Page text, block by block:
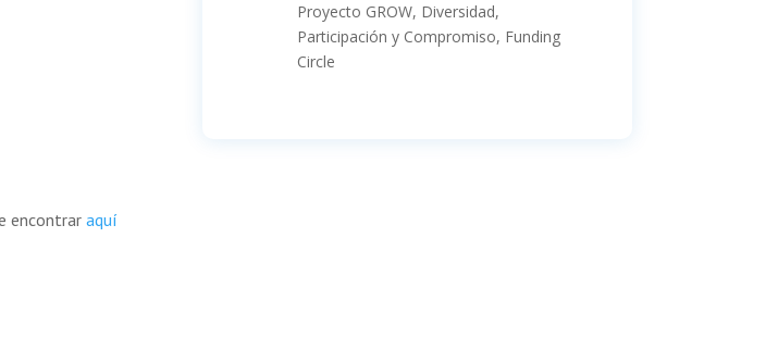
encontraraquí
Proyecto GROW, Diversidad,
Participación y Compromiso, Funding
Circle